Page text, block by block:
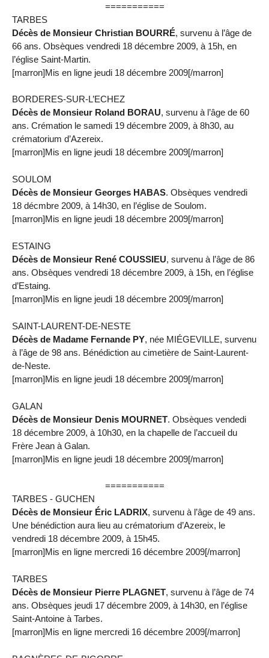
===========
TARBES
Décès de Monsieur Christian BOURRÉ, survenu à l’âge de
66 ans. Obsèques vendredi 18 décembre 2009, à 15h, en
l’église Saint-Martin.
[marron]Mis en ligne jeudi 18 décembre 2009[/marron]
BORDERES-SUR-L’ECHEZ
Décès de Monsieur Roland BORAU, survenu à l’âge de 60
ans. Crémation le samedi 19 décembre 2009, à 8h30, au
crématorium d’Azereix.
[marron]Mis en ligne jeudi 18 décembre 2009[/marron]
SOULOM
Décès de Monsieur Georges HABAS. Obsèques vendredi
18 décmbre 2009, à 14h30, en l’église de Soulom.
[marron]Mis en ligne jeudi 18 décembre 2009[/marron]
ESTAING
Décès de Monsieur René COUSSIEU, survenu à l’âge de 86
ans. Obsèques vendredi 18 décembre 2009, à 15h, en l’église
d’Estaing.
[marron]Mis en ligne jeudi 18 décembre 2009[/marron]
SAINT-LAURENT-DE-NESTE
Décès de Madame Fernande PY, née MIÉGEVILLE, survenu
à l’âge de 98 ans. Bénédiction au cimetière de Saint-Laurent-
de-Neste.
[marron]Mis en ligne jeudi 18 décembre 2009[/marron]
GALAN
Décès de Monsieur Denis MOURNET. Obsèques vendedi
18 décembre 2009, à 10h30, en la chapelle de l’accueil du
Frère Jean à Galan.
[marron]Mis en ligne jeudi 18 décembre 2009[/marron]
===========
TARBES - GUCHEN
Décès de Monsieur Éric LADRIX, survenu à l’âge de 49 ans.
Une bénédiction aura lieu au crématorium d’Azereix, le
vendredi 18 décembre 2009, à 15h45.
[marron]Mis en ligne mercredi 16 décembre 2009[/marron]
TARBES
Décès de Monsieur Pierre PLAGNET, survenu à l’âge de 74
ans. Obsèques jeudi 17 décembre 2009, à 14h30, en l’église
Saint-Antoine à Tarbes.
[marron]Mis en ligne mercredi 16 décembre 2009[/marron]